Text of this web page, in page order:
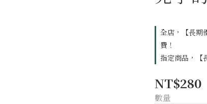
全店，【長期
費！
指定商品，【
NT$280
數量